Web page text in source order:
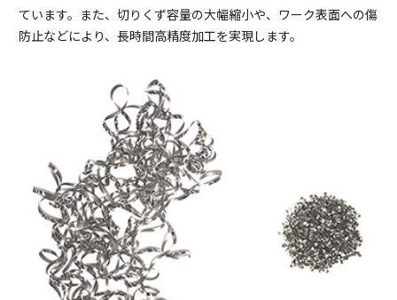
ています。また、切りくず容量の大幅縮小や、ワーク表面への傷
防止などにより、長時間高精度加工を実現します。